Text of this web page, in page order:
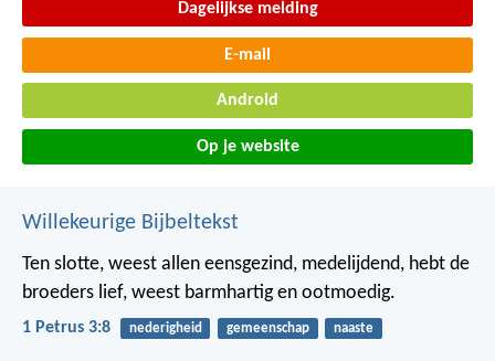
Dagelijkse melding
E-mail
Android
Op je website
Willekeurige Bijbeltekst
Ten slotte, weest allen eensgezind, medelijdend, hebt de
broeders lief, weest barmhartig en ootmoedig.
1 Petrus 3:8 nederigheid gemeenschap naaste